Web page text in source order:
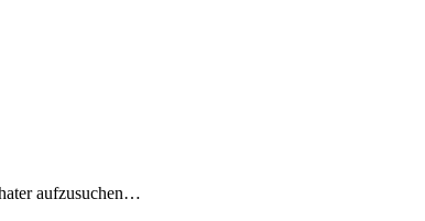
aufzusuchen…